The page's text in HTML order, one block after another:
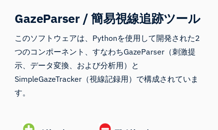
GazeParser / 簡易視線追跡ツール
このソフトウェアは 、Pythonを使用して開発された2
つのコンポーネント
、すなわちGazeParser（刺激提
示、データ変換、および分析用）と
SimpleGazeTracker（視線記録用） で構成されていま
す。